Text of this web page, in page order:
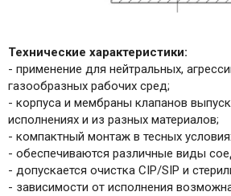
Технические характеристики:
- применение для нейтральных,
газообразных рабочих сред;
- корпуса и мембраны клапанов
исполнениях и из разных материалов;
- компактный монтаж в тесных
- обеспечиваются различные виды
- допускается очистка CIP/SIP и
- зависимости от исполнения